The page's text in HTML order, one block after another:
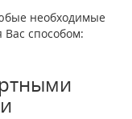
необходимые
Вас способом: